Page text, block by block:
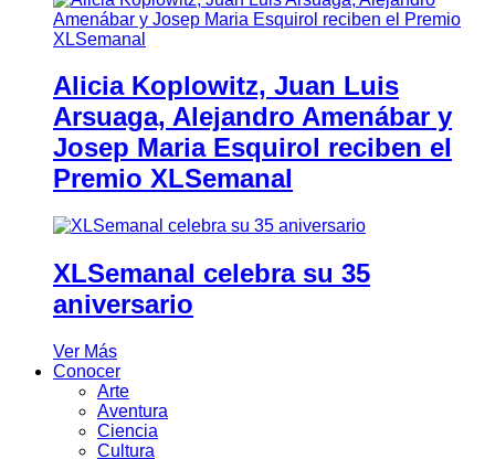
Alicia Koplowitz, Juan Luis
Arsuaga, Alejandro Amenábar y
Josep Maria Esquirol reciben el
Premio XLSemanal
XLSemanal celebra su 35
aniversario
Ver Más
Conocer
Arte
Aventura
Ciencia
Cultura